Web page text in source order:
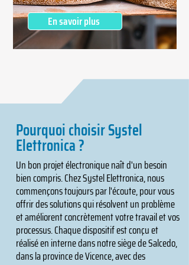
En savoir plus
Pourquoi choisir Systel
Elettronica ?
Un bon projet électronique naît d'un besoin
bien compris. Chez Systel Elettronica, nous
commençons toujours par l'écoute, pour vous
offrir des solutions qui résolvent un problème
et améliorent concrètement votre travail et vos
processus. Chaque dispositif est conçu et
réalisé en interne dans notre siège de Salcedo,
dans la province de Vicence, avec des